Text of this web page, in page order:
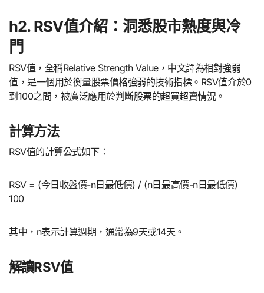
h2. RSV值介紹：洞悉股市熱度與冷
門
RSV值，全稱Relative Strength Value，中文譯為相對強弱
值，是一個用於衡量股票價格強弱的技術指標。RSV值介於0
到100之間，被廣泛應用於判斷股票的超買超賣情況。
計算方法
RSV值的計算公式如下：
RSV = (今日收盤價-n日最低價) / (n日最高價-n日最低價)
100
其中，n表示計算週期，通常為9天或14天。
解讀RSV值